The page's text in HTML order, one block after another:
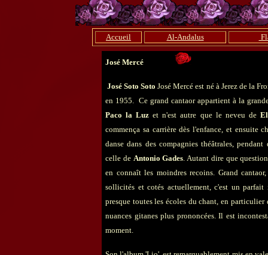
Accueil Al-Andalus
José Mercé
José Soto SotoJosé Mercé est né à Jerez de la
en 1955. Ce grand cantaor appartient à la
Paco la Luzet n'est autre que le neveu de
commença sa carrière dès l'enfance, et ensuite
danse dans des compagnies théâtrales, pendant
celle de Antonio Gades. Autant dire que
en connaît les moindres recoins. Grand
sollicités et cotés actuellement, c'est un parfait
presque toutes les écoles du chant, en particulier
nuances gitanes plus prononcées. Il est
moment.